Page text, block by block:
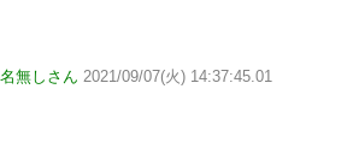
無しさん 2021/09/07(火) 14:37:45.01